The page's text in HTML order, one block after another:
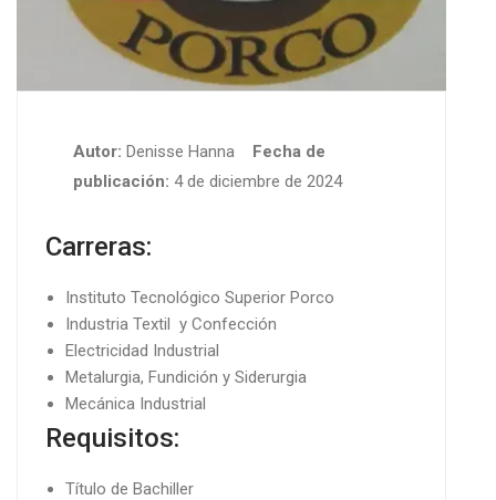
Autor: Denisse Hanna Fecha de
publicación: 4 de diciembre de 2024
Carreras:
Instituto Tecnológico Superior Porco
Industria Textil y Confección
Electricidad Industrial
Metalurgia, Fundición y Siderurgia
Mecánica Industrial
Requisitos:
Título de Bachiller